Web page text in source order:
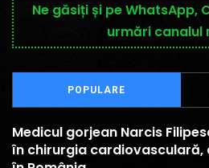
Ne găsiți și pe WhatsApp,
urmări canalul
POPULARE
Medicul gorjean Narcis
în chirurgia cardiovasculară,